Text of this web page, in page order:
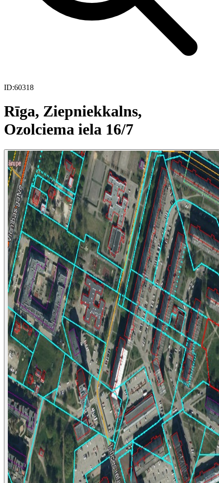
ID:60318
Rīga, Ziepniekkalns,
Ozolciema iela 16/7